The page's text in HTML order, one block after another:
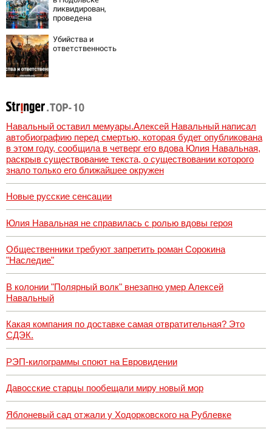
ликвидирован,
проведена
Убийства и
ответственность
Навальный оставил мемуары.Алексей Навальный написал
автобиографию перед смертью, которая будет опубликована
в этом году, сообщила в четверг его вдова Юлия Навальная,
раскрыв существование текста, о существовании которого
знало только его ближайшее окружен
Новые русские сенсации
Юлия Навальная не справилась с ролью вдовы героя
Общественники требуют запретить роман Сорокина
"Наследие"
В колонии "Полярный волк" внезапно умер Алексей
Навальный
Какая компания по доставке самая отвратительная? Это
СДЭК.
РЭП-килограммы споют на Евровидении
Давосские старцы пообещали миру новый мор
Яблоневый сад отжали у Ходорковского на Рублевке